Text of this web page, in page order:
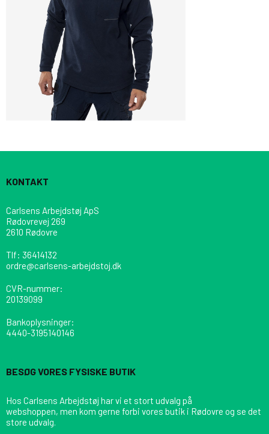
KONTAKT
Carlsens Arbejdstøj ApS
Rødovrevej 269
2610 Rødovre
Tlf: 36414132
ordre@carlsens-arbejdstoj.dk
CVR-nummer:
20139099
Bankoplysninger:
4440-3195140146
BESØG VORES FYSISKE BUTIK
Hos Carlsens Arbejdstøj har vi et stort udvalg på
webshoppen, men kom gerne forbi vores butik i Rødovre og se det
store udvalg.